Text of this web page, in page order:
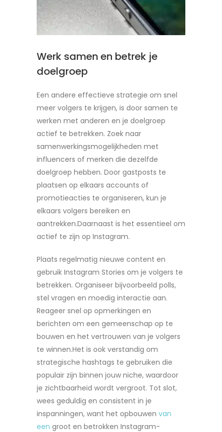
Werk samen en betrek je
doelgroep
Een andere effectieve strategie om snel
meer volgers te krijgen, is door samen te
werken met anderen en je doelgroep
actief te betrekken. Zoek naar
samenwerkingsmogelijkheden met
influencers of merken die dezelfde
doelgroep hebben. Door gastposts te
plaatsen op elkaars accounts of
promotieacties te organiseren, kun je
elkaars volgers bereiken en
aantrekken.Daarnaast is het essentieel om
actief te zijn op Instagram.
Plaats regelmatig nieuwe content en
gebruik Instagram Stories om je volgers te
betrekken. Organiseer bijvoorbeeld polls,
stel vragen en moedig interactie aan.
Reageer snel op opmerkingen en
berichten om een gemeenschap op te
bouwen en het vertrouwen van je volgers
te winnen.Het is ook verstandig om
strategische hashtags te gebruiken die
populair zijn binnen jouw niche, waardoor
je zichtbaarheid wordt vergroot. Tot slot,
wees geduldig en consistent in je
inspanningen, want het opbouwen van
een groot en betrokken Instagram-